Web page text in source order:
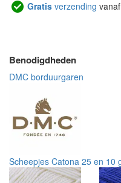
Gratis verzending
Benodigdheden
DMC borduurgaren
Scheepjes Catona 25 en 10